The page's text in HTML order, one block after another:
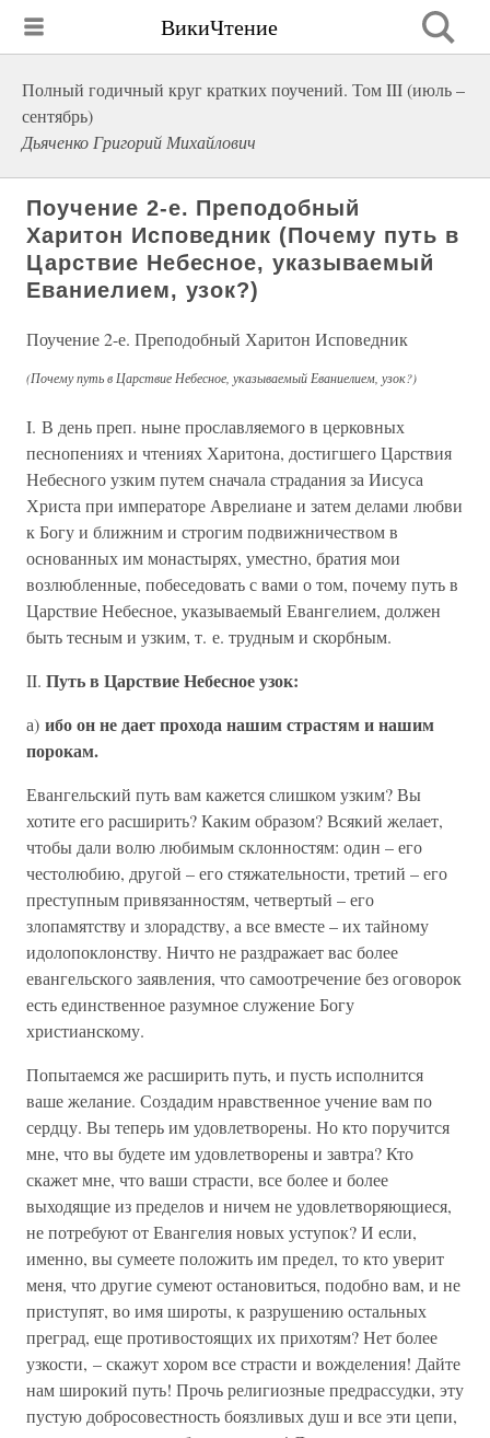
ВикиЧтение
Полный годичный круг кратких поучений. Том III (июль –
сентябрь)
Дьяченко Григорий Михайлович
Поучение 2-е. Преподобный
Харитон Исповедник (Почему путь в
Царствие Небесное, указываемый
Еваниелием, узок?)
Поучение 2-е. Преподобный Харитон Исповедник
(Почему путь в Царствие Небесное, указываемый Еваниелием, узок?)
I. В день преп. ныне прославляемого в церковных
песнопениях и чтениях Харитона, достигшего Царствия
Небесного узким путем сначала страдания за Иисуса
Христа при императоре Аврелиане и затем делами любви
к Богу и ближним и строгим подвижничеством в
основанных им монастырях, уместно, братия мои
возлюбленные, побеседовать с вами о том, почему путь в
Царствие Небесное, указываемый Евангелием, должен
быть тесным и узким, т. е. трудным и скорбным.
II. Путь в Царствие Небесное узок:
а) ибо он не дает прохода нашим страстям и нашим
порокам.
Евангельский путь вам кажется слишком узким? Вы
хотите его расширить? Каким образом? Всякий желает,
чтобы дали волю любимым склонностям: один – его
честолюбию, другой – его стяжательности, третий – его
преступным привязанностям, четвертый – его
злопамятству и злорадству, а все вместе – их тайному
идолопоклонству. Ничто не раздражает вас более
евангельского заявления, что самоотречение без оговорок
есть единственное разумное служение Богу
христианскому.
Попытаемся же расширить путь, и пусть исполнится
ваше желание. Создадим нравственное учение вам по
сердцу. Вы теперь им удовлетворены. Но кто поручится
мне, что вы будете им удовлетворены и завтра? Кто
скажет мне, что ваши страсти, все более и более
выходящие из пределов и ничем не удовлетворяющиеся,
не потребуют от Евангелия новых уступок? И если,
именно, вы сумеете положить им предел, то кто уверит
меня, что другие сумеют остановиться, подобно вам, и не
приступят, во имя широты, к разрушению остальных
преград, еще противостоящих их прихотям? Нет более
узкости, – скажут хором все страсти и вожделения! Дайте
нам широкий путь! Прочь религиозные предрассудки, эту
пустую добросовестность боязливых душ и все эти цепи,